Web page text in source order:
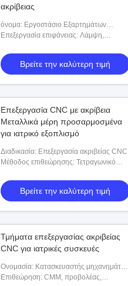
ακρίβειας
όνομα: Εργοστάσιο Εξαρτημάτων
Υψηλής Ακρίβειας
Επεξεργασία επιφάνειας: Λάμψη,
Βρείτε την καλύτερη τιμή
Επεξεργασία CNC με ακρίβεια
Μεταλλικά μέρη προσαρμοσμένα
για ιατρικό εξοπλισμό
Διαδικασία: Επεξεργασία ακριβείας CNC
Μέθοδος επιθεώρησης: Τετραγωνικό
καθεξής
Βρείτε την καλύτερη τιμή
Τμήματα επεξεργασίας ακριβείας
CNC για ιατρικές συσκευές
Ονομασία: Κατασκευαστής μηχανημάτων
CNC ακριβείας
Επιθεώρηση: CMM, προβολέας,